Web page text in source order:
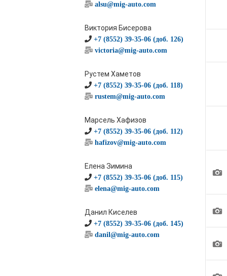
alsu@mig-auto.com
Виктория Бисерова
+7 (8552) 39-35-06 (доб. 126)
victoria@mig-auto.com
Рустем Хаметов
+7 (8552) 39-35-06 (доб. 118)
rustem@mig-auto.com
Марсель Хафизов
+7 (8552) 39-35-06 (доб. 112)
hafizov@mig-auto.com
Елена Зимина
+7 (8552) 39-35-06 (доб. 115)
elena@mig-auto.com
Данил Киселев
+7 (8552) 39-35-06 (доб. 145)
danil@mig-auto.com
1
1
1